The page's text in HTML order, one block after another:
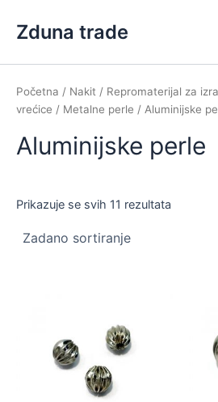
Zduna trade
Početna / Nakit / Repromaterijal za
vrećice / Metalne perle / Aluminijske
Aluminijske perle
Prikazuje se svih 11 rezultata